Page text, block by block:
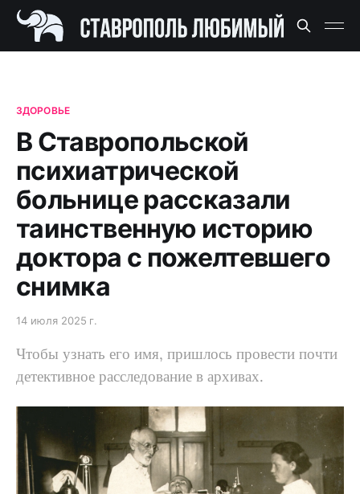
ЗДОРОВЬЕ
В Ставропольской
психиатрической
больнице рассказали
таинственную историю
доктора с пожелтевшего
снимка
14 июля 2025 г.
Чтобы узнать его имя, пришлось провести почти
детективное расследование в архивах.